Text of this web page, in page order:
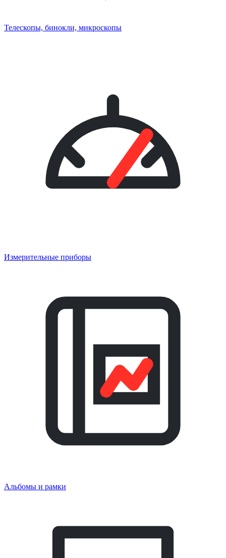
Телескопы, бинокли, микроскопы
Измерительные приборы
Альбомы и рамки